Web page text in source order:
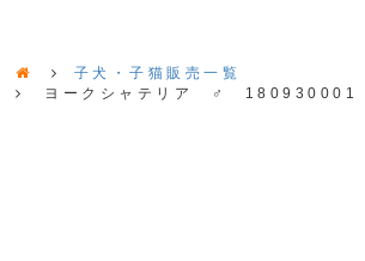
子犬・子猫販売一覧
ヨークシャテリア ♂ 180930001